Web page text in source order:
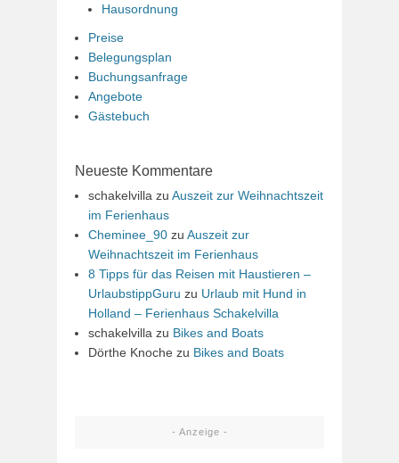
Hausordnung
Preise
Belegungsplan
Buchungsanfrage
Angebote
Gästebuch
Neueste Kommentare
schakelvilla zu Auszeit zur Weihnachtszeit
im Ferienhaus
Cheminee_90 zu Auszeit zur
Weihnachtszeit im Ferienhaus
8 Tipps für das Reisen mit Haustieren –
UrlaubstippGuru zu Urlaub mit Hund in
Holland – Ferienhaus Schakelvilla
schakelvilla zu Bikes and Boats
Dörthe Knoche zu Bikes and Boats
- Anzeige -